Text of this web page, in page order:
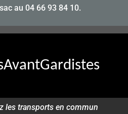
au 04 66 93 84 10.
les transports en commun